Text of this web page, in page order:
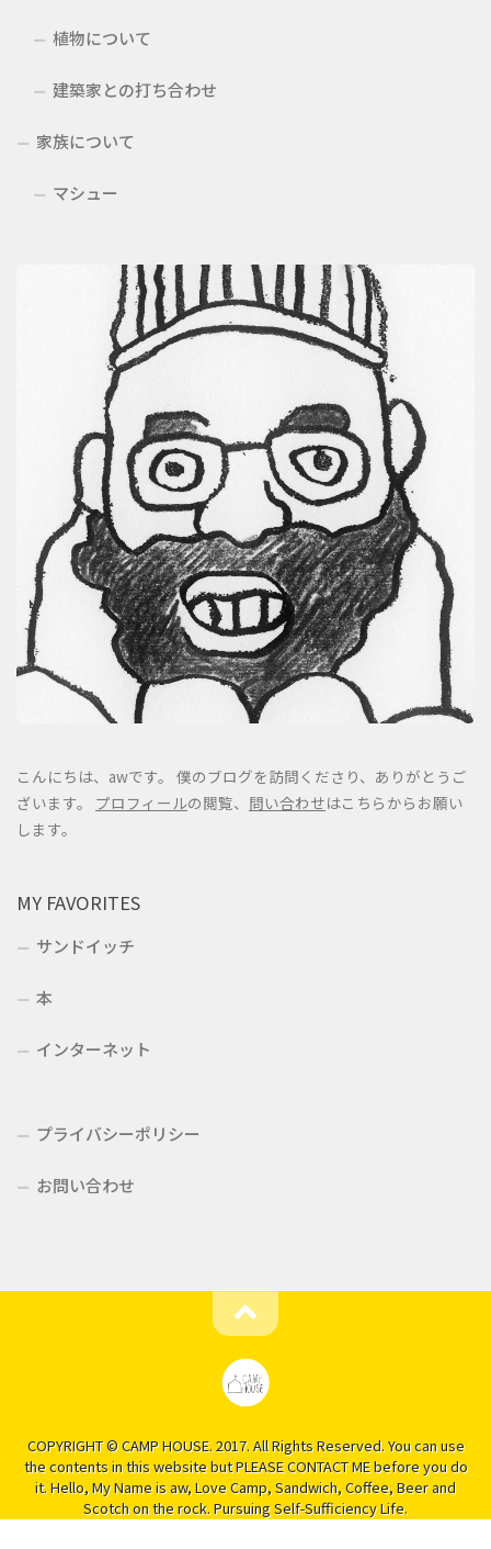
植物について
建築家との打ち合わせ
家族について
マシュー
こんにちは、awです。 僕のブログを訪問くださり、ありがとうご
ざいます。 プロフィールの閲覧、 問い合わせはこちらからお願い
します。
MY FAVORITES
サンドイッチ
本
インターネット
プライバシーポリシー
お問い合わせ
COPYRIGHT © CAMP HOUSE. 2017. All Rights Reserved. You can use
the contents in this website but PLEASE CONTACT ME before you do
it. Hello, My Name is aw, Love Camp, Sandwich, Coffee, Beer and
Scotch on the rock. Pursuing Self-Sufficiency Life.